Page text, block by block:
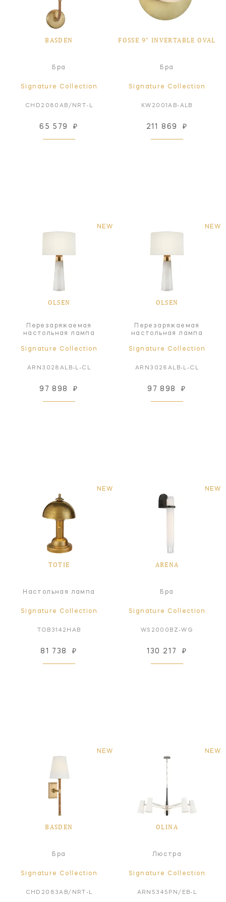
BASDEN
Бра
Signature Collection
CHD2080AB/NRT-L
65 579 ₽
FOSSE 9" INVERTABLE OVAL
Бра
Signature Collection
KW2001AB-ALB
211 869 ₽
NEW
OLSEN
Перезаряжаемая
настольная лампа
Signature Collection
ARN3028ALB-L-CL
97 898 ₽
NEW
OLSEN
Перезаряжаемая
настольная лампа
Signature Collection
ARN3028ALB-L-CL
97 898 ₽
NEW
TOTIE
Настольная лампа
Signature Collection
TOB3142HAB
81 738 ₽
NEW
ARENA
Бра
Signature Collection
WS2000BZ-WG
130 217 ₽
NEW
BASDEN
Бра
Signature Collection
CHD2083AB/NRT-L
NEW
OLINA
Люстра
Signature Collection
ARN5345PN/EB-L